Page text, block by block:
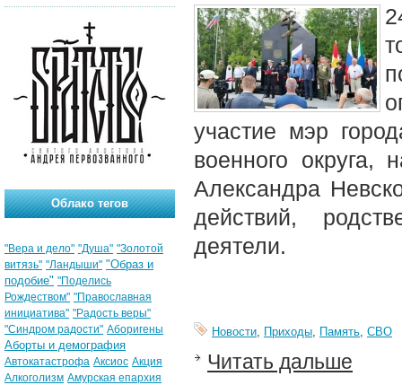
участие мэр
военного округа,
Александра
действий,
деятели.
Новости, Приходы, Память, СВО
Читать дальше
Облако тегов
"Вера и дело" "Душа" "Золотой
витязь" "Ландыши" "Образ и
подобие" "Поделись
Рождеством" "Православная
инициатива" "Радость веры"
"Синдром радости" Аборигены
Аборты и демография
Автокатастрофа Аксиос Акция
Алкоголизм Амурская епархия